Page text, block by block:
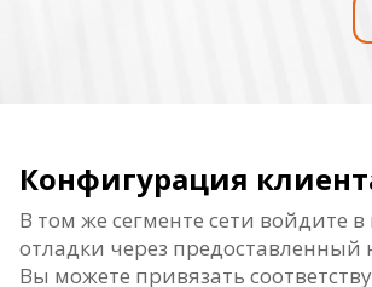
Конфигурация
В том же сегменте сети войдите
отладки через предоставленный
Вы можете привязать